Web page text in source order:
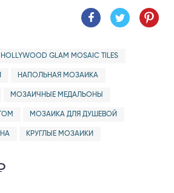
HOLLYWOOD GLAM MOSAIC TILES
НАПОЛЬНАЯ МОЗАИКА
МОЗАИЧНЫЕ МЕДАЛЬОНЫ
МОЗАИКА ДЛЯ ДУШЕВОЙ
КРУГЛЫЕ МОЗАИКИ